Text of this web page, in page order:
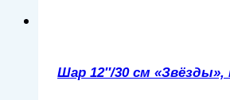
Шар 12″/30 см